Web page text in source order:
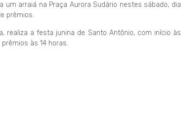
um arraiá na Praça Aurora Sudário nestes sábado, dia
prêmios.
realiza a festa junina de Santo Antônio, com início às
às 14 horas.